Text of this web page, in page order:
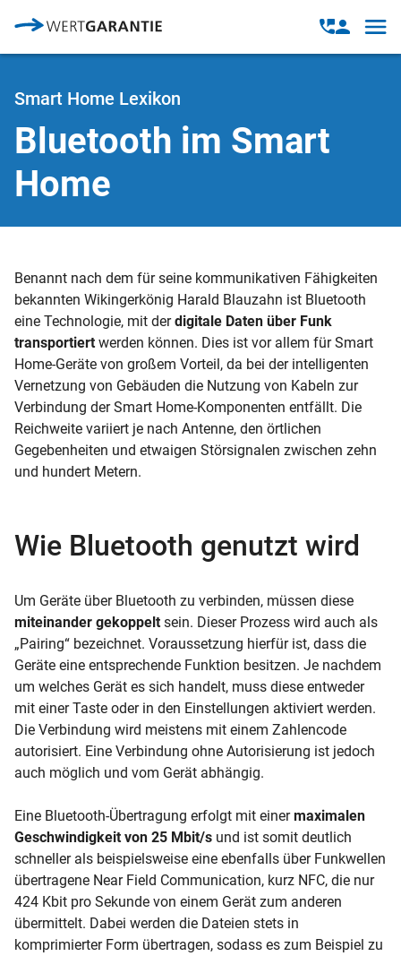
Open
modal
Open
Smart Home Lexikon
Bluetooth im Smart
Home
Benannt nach dem für seine kommunikativen Fähigkeiten
bekannten Wikingerkönig Harald Blauzahn ist Bluetooth
eine Technologie, mit der digitale Daten über Funk
transportiert werden können. Dies ist vor allem für Smart
Home-Geräte von großem Vorteil, da bei der intelligenten
Vernetzung von Gebäuden die Nutzung von Kabeln zur
Verbindung der Smart Home-Komponenten entfällt. Die
Reichweite variiert je nach Antenne, den örtlichen
Gegebenheiten und etwaigen Störsignalen zwischen zehn
und hundert Metern.
Wie Bluetooth genutzt wird
Um Geräte über Bluetooth zu verbinden, müssen diese
miteinander gekoppelt sein. Dieser Prozess wird auch als
„Pairing“ bezeichnet. Voraussetzung hierfür ist, dass die
Geräte eine entsprechende Funktion besitzen. Je nachdem
um welches Gerät es sich handelt, muss diese entweder
mit einer Taste oder in den Einstellungen aktiviert werden.
Die Verbindung wird meistens mit einem Zahlencode
autorisiert. Eine Verbindung ohne Autorisierung ist jedoch
auch möglich und vom Gerät abhängig.
Eine Bluetooth-Übertragung erfolgt mit einer maximalen
Geschwindigkeit von 25 Mbit/s und ist somit deutlich
schneller als beispielsweise eine ebenfalls über Funkwellen
übertragene Near Field Communication, kurz NFC, die nur
424 Kbit pro Sekunde von einem Gerät zum anderen
übermittelt. Dabei werden die Dateien stets in
komprimierter Form übertragen, sodass es zum Beispiel zu